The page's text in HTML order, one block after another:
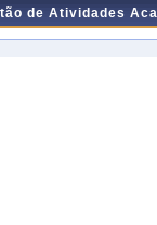
de Atividades